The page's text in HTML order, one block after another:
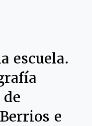
escuela.
e